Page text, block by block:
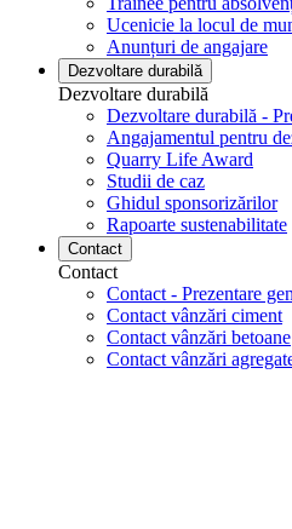
Ucenicie la locul de
Anunțuri de angajare
Dezvoltare durabilă
Dezvoltare durabilă
Dezvoltare durabilă -
Angajamentul pentru
Quarry Life Award
Studii de caz
Ghidul sponsorizărilor
Rapoarte sustenabilitate
Contact
Contact
Contact - Prezentare
Contact vânzări ciment
Contact vânzări betoane
Contact vânzări